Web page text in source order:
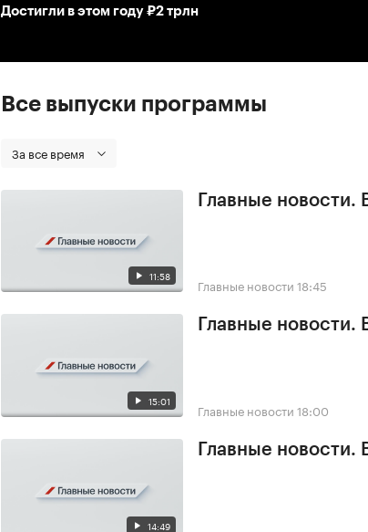
Достигли в этом году ₽2 трлн
Все выпуски программы
За все время
11:58
Главные новости.
Главные новости 18:45
15:01
Главные
Главные новости 18:00
14:49
Главные